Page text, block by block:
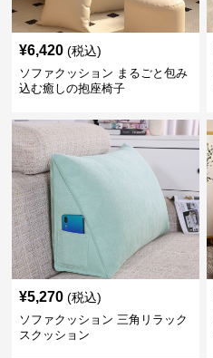
¥6,420 (税込)
ソファクッション まるごと包み
込む癒しの抱座椅子
¥5,270 (税込)
ソファクッション 三角リラック
スクッション